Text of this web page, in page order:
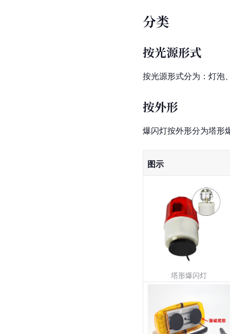
分类
按光源形式
按光源形式分为：灯泡
按外形
爆闪灯按外形分为塔形
图示
塔形爆闪灯